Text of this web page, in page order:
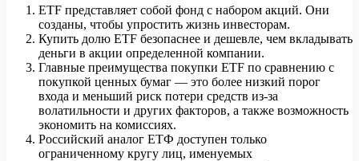
ETF представляет собой фонд с набором акций. Они
созданы, чтобы упростить жизнь инвесторам.
Купить долю ETF безопаснее и дешевле, чем вкладывать
деньги в акции определенной компании.
Главные преимущества покупки ETF по сравнению с
покупкой ценных бумаг — это более низкий порог
входа и меньший риск потери средств из-за
волатильности и других факторов, а также возможность
экономить на комиссиях.
Российский аналог ЕТФ доступен только
ограниченному кругу лиц, именуемых